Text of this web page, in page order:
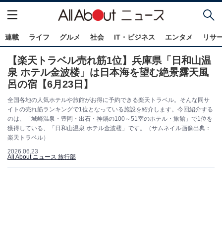
連載 ライフ グルメ 社会 IT・ビジネス エンタメ リサ
【楽天トラベル売れ筋1位】兵庫県「日和山温
泉 ホテル金波楼」は日本海を望む絶景露天風
呂の宿【6月23日】
全国各地の人気ホテルや旅館がお得に予約できる楽天トラベル。そんな同サ
イトの売れ筋ランキングで1位となっている施設を紹介します。今回紹介する
のは、「城崎温泉・豊岡・出石・神鍋の100～51室のホテル・旅館」で1位を
獲得している、「日和山温泉 ホテル金波楼」です。（サムネイル画像出典：
楽天トラベル）
2026.06.23
All About ニュース 旅行部